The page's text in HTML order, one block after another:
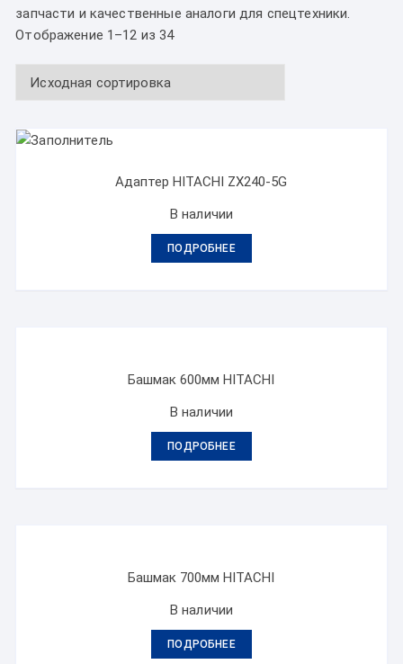
запчасти и качественные аналоги для спецтехники.
Отображение 1–12 из 34
Адаптер HITACHI ZX240-5G
В наличии
ПОДРОБНЕЕ
Башмак 600мм HITACHI
В наличии
ПОДРОБНЕЕ
Башмак 700мм HITACHI
В наличии
ПОДРОБНЕЕ